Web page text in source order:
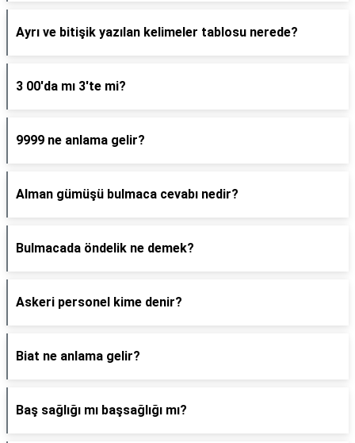
Ayrı ve bitişik yazılan kelimeler tablosu nerede?
3 00'da mı 3'te mi?
9999 ne anlama gelir?
Alman gümüşü bulmaca cevabı nedir?
Bulmacada öndelik ne demek?
Askeri personel kime denir?
Biat ne anlama gelir?
Baş sağlığı mı başsağlığı mı?